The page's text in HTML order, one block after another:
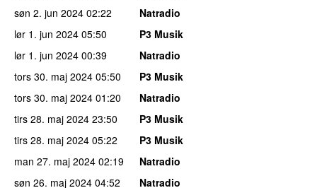
søn 2. jun 2024 02:22
Natradio
lør 1. jun 2024 05:50
P3 Musik
lør 1. jun 2024 00:39
Natradio
tors 30. maj 2024 05:50
P3 Musik
tors 30. maj 2024 01:20
Natradio
tirs 28. maj 2024 23:50
P3 Musik
tirs 28. maj 2024 05:22
P3 Musik
man 27. maj 2024 02:19
Natradio
søn 26. maj 2024 04:52
Natradio